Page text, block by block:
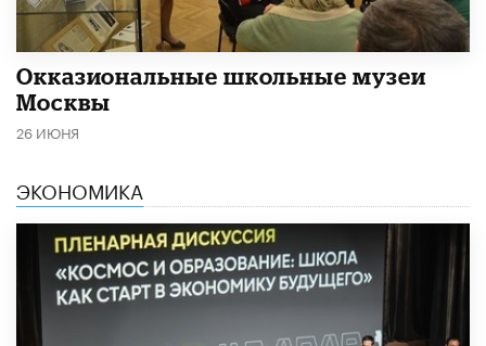
​Окказиональные школьные музеи
Москвы
26 ИЮНЯ
ЭКОНОМИКА